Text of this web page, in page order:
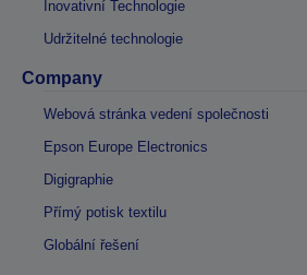
Inovativní Technologie
Udržitelné technologie
Company
Webová stránka vedení společnosti
Epson Europe Electronics
Digigraphie
Přímý potisk textilu
Globální řešení